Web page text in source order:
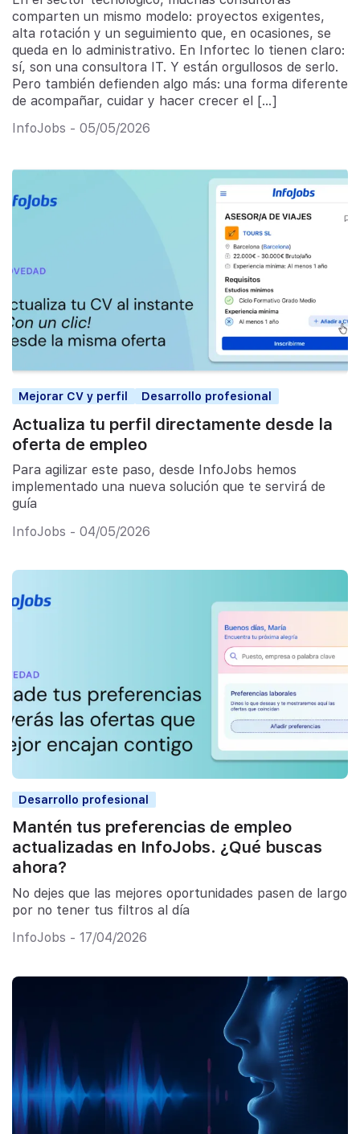
comparten un mismo modelo: proyectos exigentes,
alta rotación y un seguimiento que, en ocasiones, se
queda en lo administrativo. En Infortec lo tienen claro:
sí, son una consultora IT. Y están orgullosos de serlo.
Pero también defienden algo más: una forma diferente
de acompañar, cuidar y hacer crecer el […]
InfoJobs - 05/05/2026
Mejorar CV y perfil Desarrollo profesional
Actualiza tu perfil directamente desde la
oferta de empleo
Para agilizar este paso, desde InfoJobs hemos
implementado una nueva solución que te servirá de
guía
InfoJobs - 04/05/2026
Desarrollo profesional
Mantén tus preferencias de empleo
actualizadas en InfoJobs. ¿Qué buscas
ahora?
No dejes que las mejores oportunidades pasen de largo
por no tener tus filtros al día
InfoJobs - 17/04/2026